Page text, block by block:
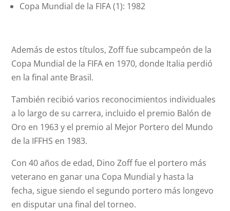
Copa Mundial de la FIFA (1): 1982
Además de estos títulos, Zoff fue subcampeón de la
Copa Mundial de la FIFA en 1970, donde Italia perdió
en la final ante Brasil.
También recibió varios reconocimientos individuales
a lo largo de su carrera, incluido el premio Balón de
Oro en 1963 y el premio al Mejor Portero del Mundo
de la IFFHS en 1983.
Con 40 años de edad, Dino Zoff fue el portero más
veterano en ganar una Copa Mundial y hasta la
fecha, sigue siendo el segundo portero más longevo
en disputar una final del torneo.